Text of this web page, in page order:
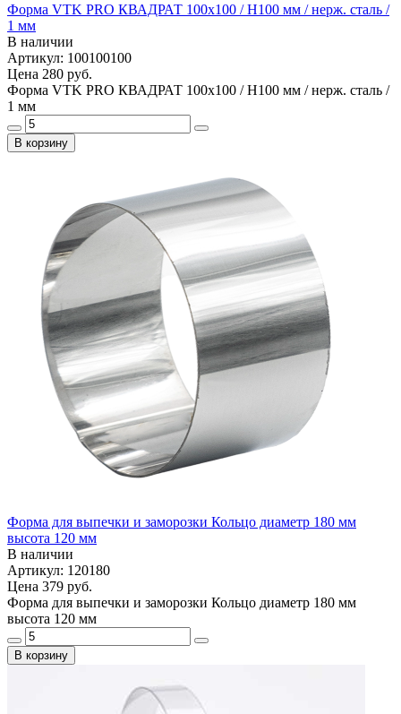
Форма VTK PRO КВАДРАТ 100х100 / H100 мм / нерж. сталь /
1 мм
В наличии
Артикул: 100100100
Цена 280 руб.
Форма VTK PRO КВАДРАТ 100х100 / H100 мм / нерж. сталь /
1 мм
В корзину
Форма для выпечки и заморозки Кольцо диаметр 180 мм
высота 120 мм
В наличии
Артикул: 120180
Цена 379 руб.
Форма для выпечки и заморозки Кольцо диаметр 180 мм
высота 120 мм
В корзину